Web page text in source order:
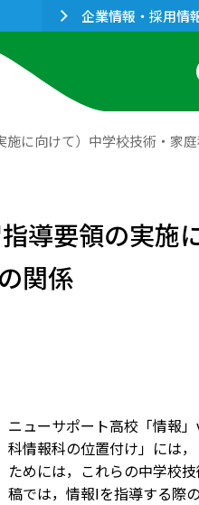
企業情報・採用情
施に向けて）中学校技術・
指導要領の実
関係
ニューサポート高校「情報
科情報科の位置付け」には
ためには，これらの中学校
稿では，情報Ⅰを指導する際